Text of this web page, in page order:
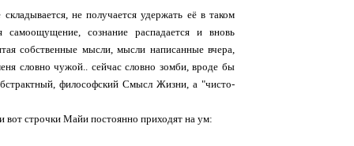
не получается удержать её в таком
самоощущение, сознание распадается и вновь
собственные мысли, мысли написанные вчера,
словно чужой.. сейчас словно зомби, вроде бы
философский Смысл Жизни, а "чисто-
вот строчки Майи постоянно приходят на ум: